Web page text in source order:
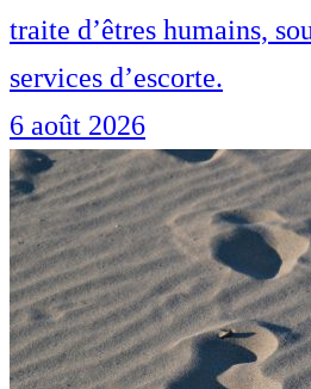
traite d’êtres humains,
services d’escorte.
6 août 2026